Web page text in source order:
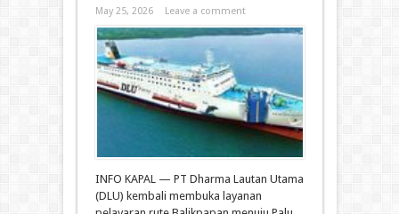
May 25, 2026 Leave a comment
INFO KAPAL — PT Dharma Lautan Utama
(DLU) kembali membuka layanan